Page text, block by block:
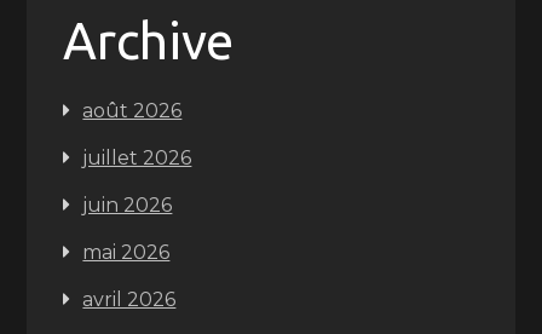
Archive
août 2026
juillet 2026
juin 2026
mai 2026
avril 2026